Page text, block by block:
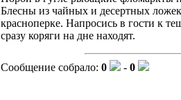
Блесны из чайных и десертных
красноперке. Напросись в гости к
сразу коряги на дне находят.
Сообщение собрало: 0 - 0